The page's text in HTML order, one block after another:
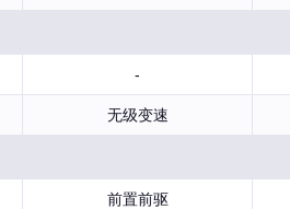
-
无级变速
前置前驱